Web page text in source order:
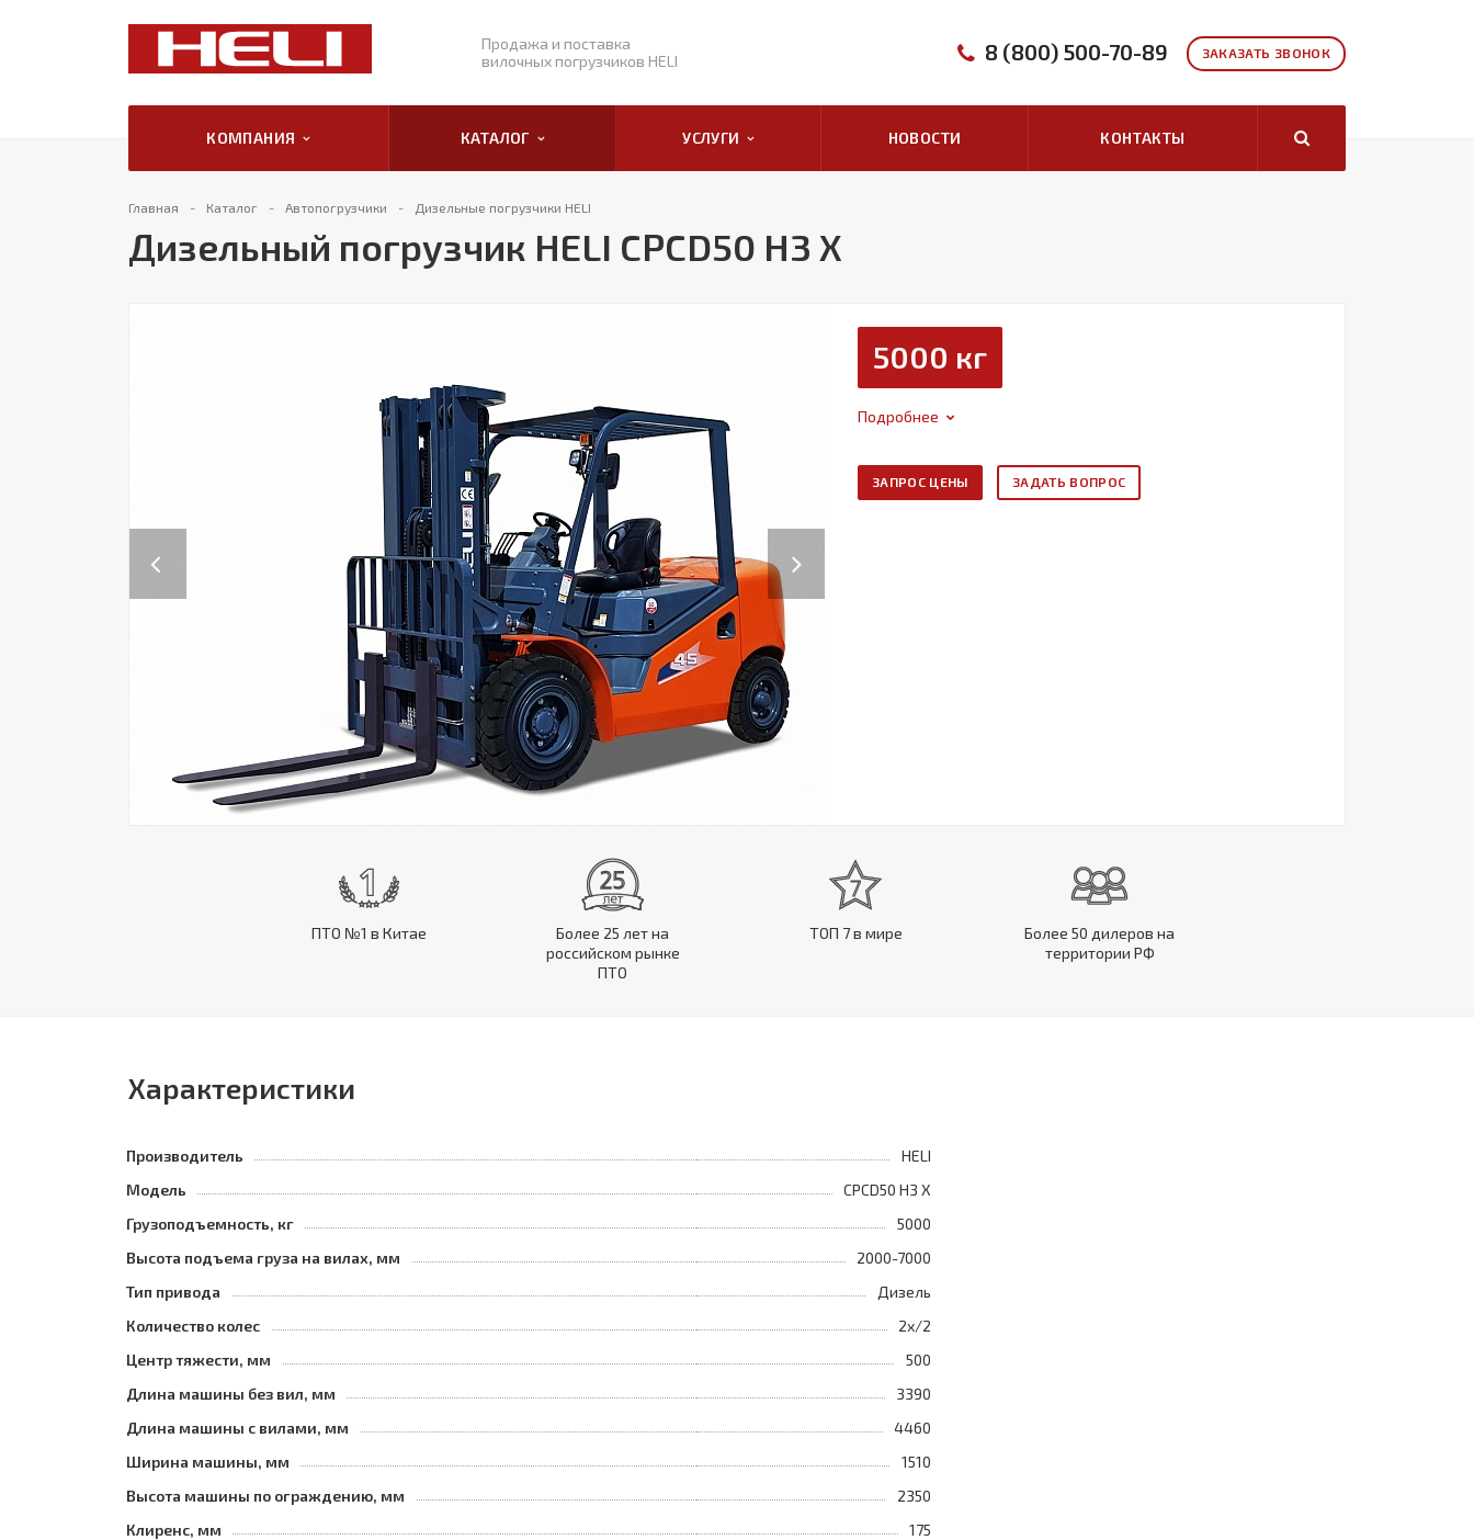
Продажа и поставка
вилочных погрузчиков HELI
ЗАКАЗАТЬ ЗВОНОК
8 (800) 500-70-89
КОМПАНИЯ КАТАЛОГ УСЛУГИ НОВОСТИ КОНТАКТЫ
Главная Каталог Автопогрузчики Дизельные погрузчики HELI
Дизельный погрузчик HELI CPCD50 H3 X
5000 кг
Подробнее
ЗАПРОС ЦЕНЫ ЗАДАТЬ ВОПРОС
ПТО №1 в Китае
Более 25 лет на
российском рынке
ПТО
ТОП 7 в мире
Более 50 дилеров на
территории РФ
Характеристики
Производитель
HELI
Модель
CPCD50 H3 X
Грузоподъемность, кг
5000
Высота подъема груза на вилах, мм
2000-7000
Тип привода
Дизель
Количество колес
2х/2
Центр тяжести, мм
500
Длина машины без вил, мм
3390
Длина машины с вилами, мм
4460
Ширина машины, мм
1510
Высота машины по ограждению, мм
2350
Клиренс, мм
175